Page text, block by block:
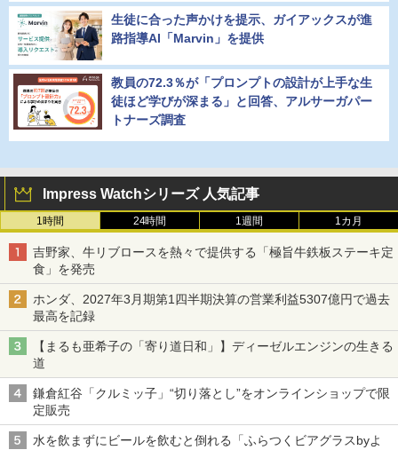
生徒に合った声かけを提示、ガイアックスが進
路指導AI「Marvin」を提供
教員の72.3％が「プロンプトの設計が上手な生
徒ほど学びが深まる」と回答、アルサーガパー
トナーズ調査
Impress Watchシリーズ 人気記事
1時間 24時間 1週間 1カ月
吉野家、牛リブロースを熱々で提供する「極旨牛鉄板ステーキ定
食」を発売
ホンダ、2027年3月期第1四半期決算の営業利益5307億円で過去
最高を記録
【まるも亜希子の「寄り道日和」】ディーゼルエンジンの生きる
道
鎌倉紅谷「クルミッ子」“切り落とし”をオンラインショップで限
定販売
水を飲まずにビールを飲むと倒れる「ふらつくビアグラスbyよ